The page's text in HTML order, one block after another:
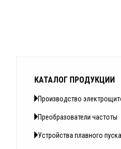
КАТАЛОГ ПРОДУКЦИИ
Производство
Преобразователи частоты
Устройства плавного пуска